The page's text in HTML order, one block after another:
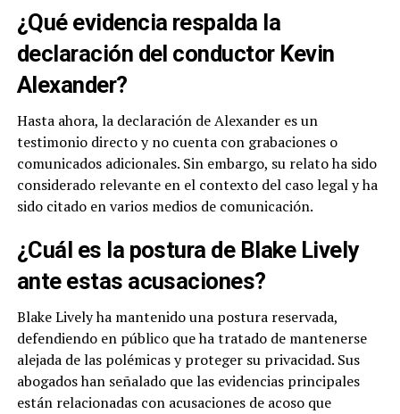
¿Qué evidencia respalda la
declaración del conductor Kevin
Alexander?
Hasta ahora, la declaración de Alexander es un
testimonio directo y no cuenta con grabaciones o
comunicados adicionales. Sin embargo, su relato ha sido
considerado relevante en el contexto del caso legal y ha
sido citado en varios medios de comunicación.
¿Cuál es la postura de Blake Lively
ante estas acusaciones?
Blake Lively ha mantenido una postura reservada,
defendiendo en público que ha tratado de mantenerse
alejada de las polémicas y proteger su privacidad. Sus
abogados han señalado que las evidencias principales
están relacionadas con acusaciones de acoso que